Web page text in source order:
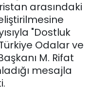
arasındaki
"Dostluk
Odalar ve
M. Rifat
mesajla